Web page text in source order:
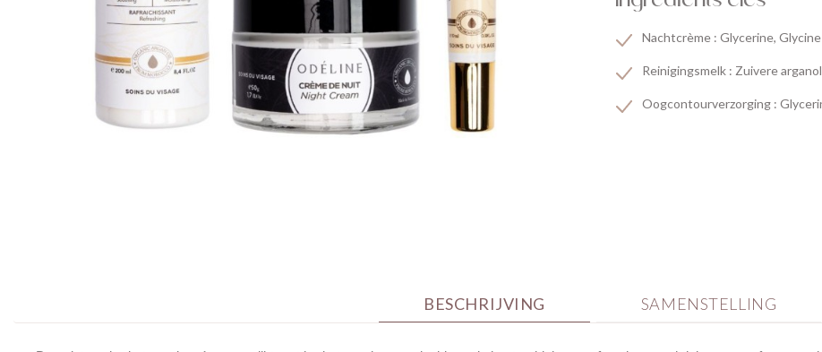
Nachtcrème : Glycerine,
Reinigingsmelk : Zuivere
Oogcontourverzorging :
BESCHRIJVING SAMENSTELLING